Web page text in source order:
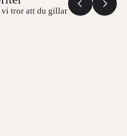
vi tror att du gillar